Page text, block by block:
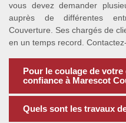
vous devez demander
auprès de différentes
Couverture. Ses chargés de
en un temps record.
Pour le coulage de votre
confiance à Marescot
Quels sont les travaux